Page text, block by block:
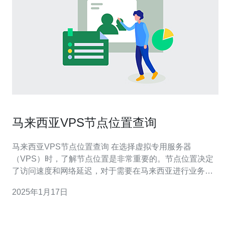
马来西亚VPS节点位置查询
马来西亚VPS节点位置查询 在选择虚拟专用服务器
（VPS）时，了解节点位置是非常重要的。节点位置决定
了访问速度和网络延迟，对于需要在马来西亚进行业务的
置，以帮助用户做出最佳选择。 查询马来西亚VPS节点位
2025年1月17日